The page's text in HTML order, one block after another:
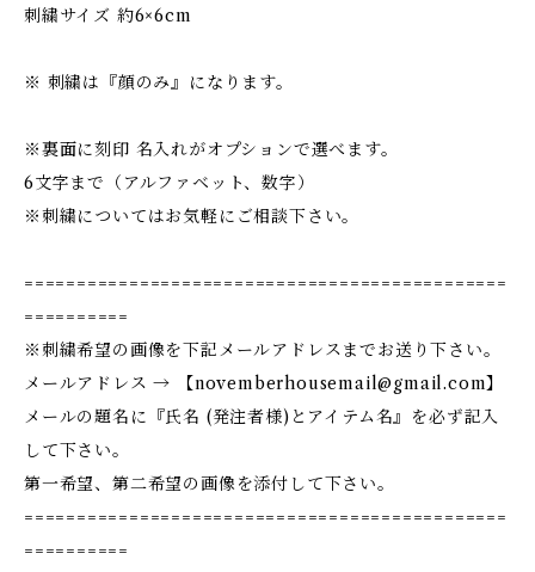
刺繍サイズ 約6×6cm
※ 刺繍は『顔のみ』になります。
※裏面に刻印 名入れがオプションで選べます。
6文字まで（アルファベット、数字）
※刺繍についてはお気軽にご相談下さい。
==============================================
==========
※刺繍希望の画像を下記メールアドレスまでお送り下さい。
メールアドレス → 【novemberhousemail@gmail.com】
メールの題名に『氏名 (発注者様)とアイテム名』を必ず記入
して下さい。
第一希望、第二希望の画像を添付して下さい。
==============================================
==========